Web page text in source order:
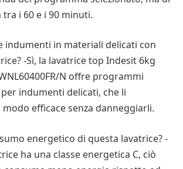
i 60 e i 90 minuti.
indumenti in materiali delicati con
-Sì, la lavatrice top Indesit 6kg
N offre programmi
indumenti delicati, che li
efficace senza danneggiarli.
energetico di questa lavatrice? -
ha una classe energetica C, ciò